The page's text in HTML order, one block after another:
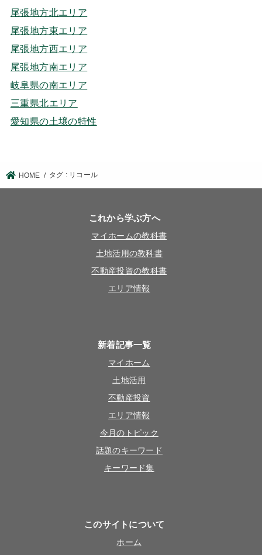
尾張地方北エリア
尾張地方東エリア
尾張地方西エリア
尾張地方南エリア
岐阜県の南エリア
三重県北エリア
愛知県の土壌の特性
HOME タグ : リコール
これから学ぶ方へ
マイホームの教科書
土地活用の教科書
不動産投資の教科書
エリア情報
新着記事一覧
マイホーム
土地活用
不動産投資
エリア情報
今月のトピック
話題のキーワード
キーワード集
このサイトについて
ホーム